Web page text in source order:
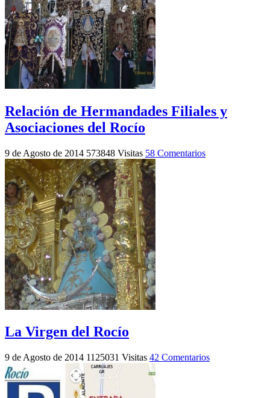
Relación de Hermandades Filiales y
Asociaciones del Rocío
9 de Agosto de 2014 573848 Visitas 58 Comentarios
La Virgen del Rocío
9 de Agosto de 2014 1125031 Visitas 42 Comentarios